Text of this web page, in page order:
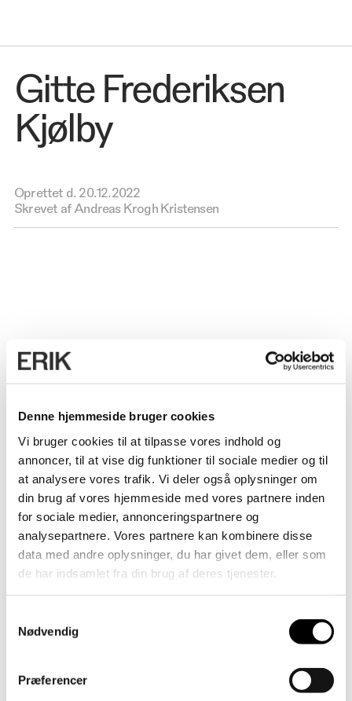
Denne hjemmeside bruger cookies
Vi bruger cookies til at tilpasse vores indhold og
annoncer, til at vise dig funktioner til sociale medier og til
at analysere vores trafik. Vi deler også oplysninger om
din brug af vores hjemmeside med vores partnere inden
for sociale medier, annonceringspartnere og
analysepartnere. Vores partnere kan kombinere disse
data med andre oplysninger, du har givet dem, eller som
de har indsamlet fra din brug af deres tjenester.
Nødvendig
Præferencer
Gitte Frederiksen
Kjølby
Oprettet d. 20.12.2022
Skrevet af Andreas Krogh Kristensen